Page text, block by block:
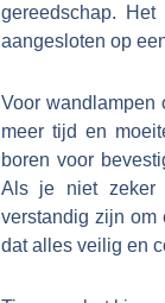
gereedschap.
aangesloten op
Voor wandlampen
meer tijd en
boren voor
Als je niet zeker
verstandig zijn om
dat alles veilig en